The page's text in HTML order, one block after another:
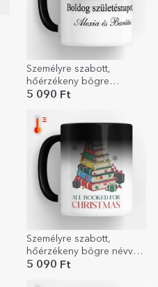
Személyre szabott,
hőérzékeny bögre
szöveggel – Üzenet
5 090 Ft
Személyre szabott,
hőérzékeny bögre névvel
és üzenettel – Karácsony
5 090 Ft